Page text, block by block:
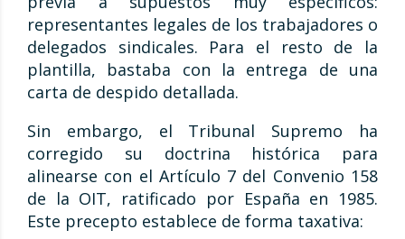
representantes legales de los trabajadores o
delegados sindicales. Para el resto de la
plantilla, bastaba con la entrega de una
carta de despido detallada.
Sin embargo, el Tribunal Supremo ha
corregido su doctrina histórica para
alinearse con el Artículo 7 del Convenio 158
de la OIT, ratificado por España en 1985.
Este precepto establece de forma taxativa: